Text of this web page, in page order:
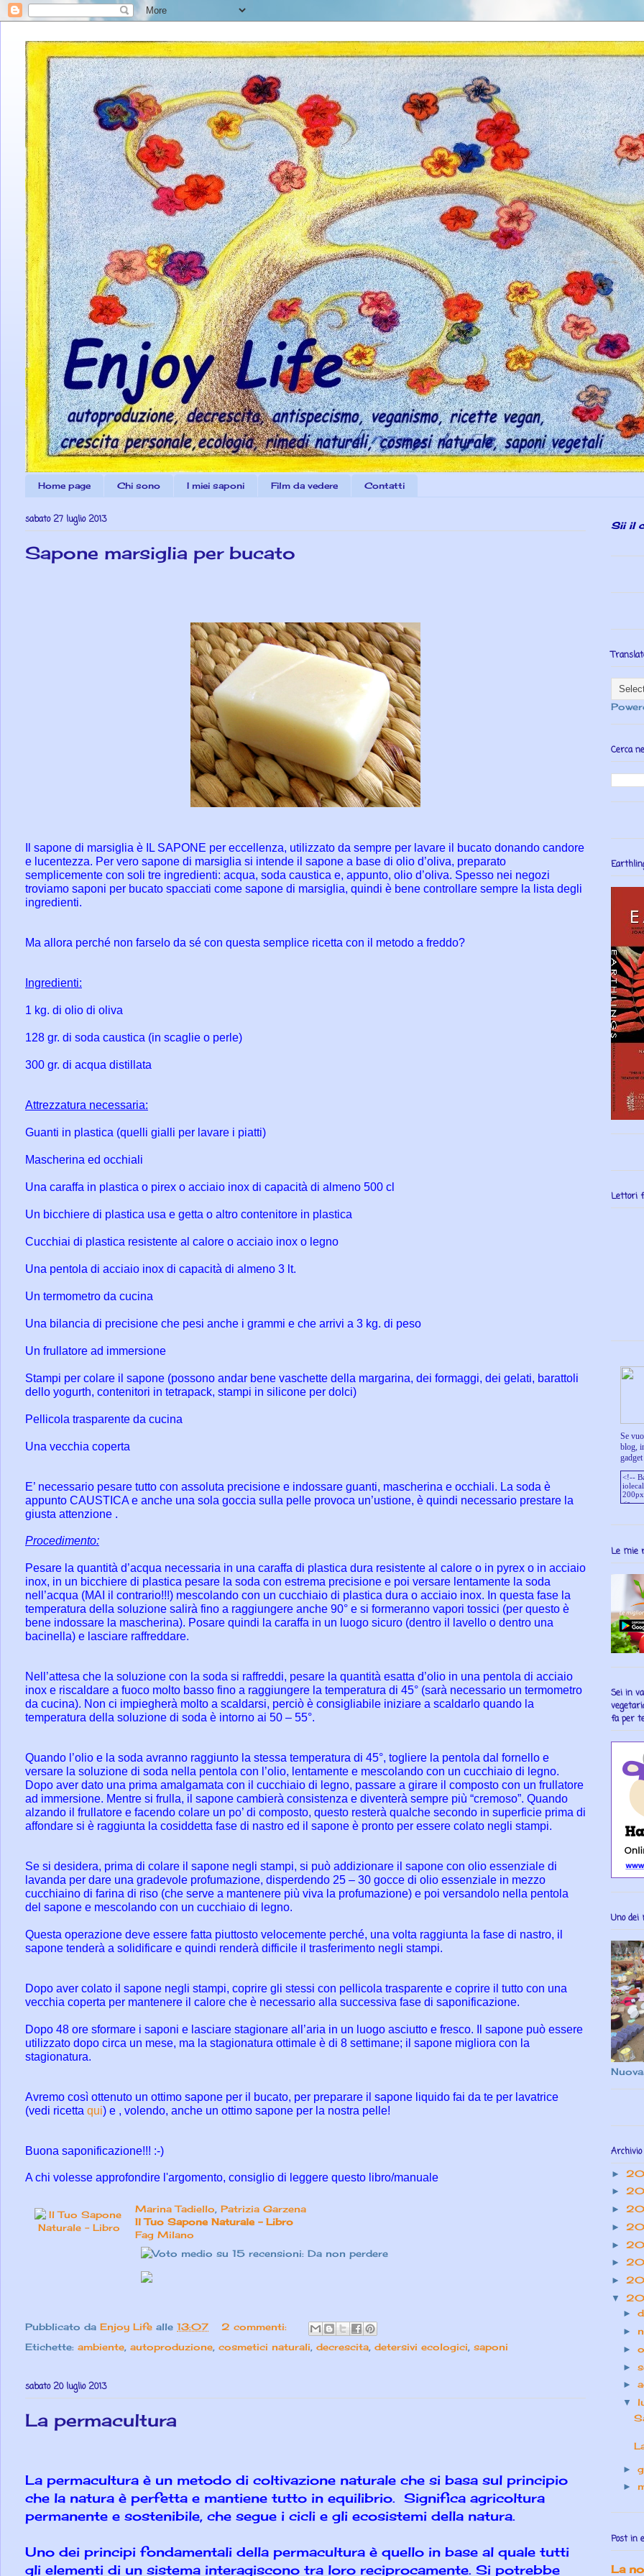
Home page Chi sono I miei saponi Film da vedere Contatti
sabato 27 luglio 2013
Sapone marsiglia per bucato
Il sapone di marsiglia è IL SAPONE per eccellenza, utilizzato da sempre per lavare il bucato donando candore
e lucentezza. Per vero sapone di marsiglia si intende il sapone a base di olio d’oliva, preparato
semplicemente con soli tre ingredienti: acqua, soda caustica e, appunto, olio d’oliva. Spesso nei negozi
troviamo saponi per bucato spacciati come sapone di marsiglia, quindi è bene controllare sempre la lista degli
ingredienti.
Ma allora perché non farselo da sé con questa semplice ricetta con il metodo a freddo?
Ingredienti:
1 kg. di olio di oliva
128 gr. di soda caustica (in scaglie o perle)
300 gr. di acqua distillata
Attrezzatura necessaria:
Guanti in plastica (quelli gialli per lavare i piatti)
Mascherina ed occhiali
Una caraffa in plastica o pirex o acciaio inox di capacità di almeno 500 cl
Un bicchiere di plastica usa e getta o altro contenitore in plastica
Cucchiai di plastica resistente al calore o acciaio inox o legno
Una pentola di acciaio inox di capacità di almeno 3 lt.
Un termometro da cucina
Una bilancia di precisione che pesi anche i grammi e che arrivi a 3 kg. di peso
Un frullatore ad immersione
Stampi per colare il sapone (possono andar bene vaschette della margarina, dei formaggi, dei gelati, barattoli
dello yogurth, contenitori in tetrapack, stampi in silicone per dolci)
Pellicola trasparente da cucina
Una vecchia coperta
E’ necessario pesare tutto con assoluta precisione e indossare guanti, mascherina e occhiali. La soda è
appunto CAUSTICA e anche una sola goccia sulla pelle provoca un’ustione, è quindi necessario prestare la
giusta attenzione .
Procedimento:
Pesare la quantità d’acqua necessaria in una caraffa di plastica dura resistente al calore o in pyrex o in acciaio
inox, in un bicchiere di plastica pesare la soda con estrema precisione e poi versare lentamente la soda
nell’acqua (MAI il contrario!!!) mescolando con un cucchiaio di plastica dura o acciaio inox. In questa fase la
temperatura della soluzione salirà fino a raggiungere anche 90° e si formeranno vapori tossici (per questo è
bene indossare la mascherina). Posare quindi la caraffa in un luogo sicuro (dentro il lavello o dentro una
bacinella) e lasciare raffreddare.
Nell’attesa che la soluzione con la soda si raffreddi, pesare la quantità esatta d’olio in una pentola di acciaio
inox e riscaldare a fuoco molto basso fino a raggiungere la temperatura di 45° (sarà necessario un termometro
da cucina). Non ci impiegherà molto a scaldarsi, perciò è consigliabile iniziare a scaldarlo quando la
temperatura della soluzione di soda è intorno ai 50 – 55°.
Quando l’olio e la soda avranno raggiunto la stessa temperatura di 45°, togliere la pentola dal fornello e
versare la soluzione di soda nella pentola con l’olio, lentamente e mescolando con un cucchiaio di legno.
Dopo aver dato una prima amalgamata con il cucchiaio di legno, passare a girare il composto con un frullatore
ad immersione. Mentre si frulla, il sapone cambierà consistenza e diventerà sempre più “cremoso”. Quando
alzando il frullatore e facendo colare un po’ di composto, questo resterà qualche secondo in superficie prima di
affondare si è raggiunta la cosiddetta fase di nastro ed il sapone è pronto per essere colato negli stampi.
Se si desidera, prima di colare il sapone negli stampi, si può addizionare il sapone con olio essenziale di
lavanda per dare una gradevole profumazione, disperdendo 25 – 30 gocce di olio essenziale in mezzo
cucchiaino di farina di riso (che serve a mantenere più viva la profumazione) e poi versandolo nella pentola
del sapone e mescolando con un cucchiaio di legno.
Questa operazione deve essere fatta piuttosto velocemente perché, una volta raggiunta la fase di nastro, il
sapone tenderà a solidificare e quindi renderà difficile il trasferimento negli stampi.
Dopo aver colato il sapone negli stampi, coprire gli stessi con pellicola trasparente e coprire il tutto con una
vecchia coperta per mantenere il calore che è necessario alla successiva fase di saponificazione.
Dopo 48 ore sformare i saponi e lasciare stagionare all’aria in un luogo asciutto e fresco. Il sapone può essere
utilizzato dopo circa un mese, ma la stagionatura ottimale è di 8 settimane; il sapone migliora con la
stagionatura.
Avremo così ottenuto un ottimo sapone per il bucato, per preparare il sapone liquido fai da te per lavatrice
(vedi ricetta qui) e , volendo, anche un ottimo sapone per la nostra pelle!
Buona saponificazione!!! :-)
A chi volesse approfondire l'argomento, consiglio di leggere questo libro/manuale
Marina Tadiello, Patrizia Garzena
Il Tuo Sapone Naturale - Libro
Fag Milano
Pubblicato da Enjoy Life alle 13:07
2 commenti:
Etichette: ambiente, autoproduzione, cosmetici naturali, decrescita, detersivi ecologici, saponi
sabato 20 luglio 2013
La permacultura
La permacultura è un metodo di coltivazione naturale che si basa sul principio
che la natura è perfetta e mantiene tutto in equilibrio. Significa agricoltura
permanente e sostenibile, che segue i cicli e gli ecosistemi della natura.
Uno dei principi fondamentali della permacultura è quello in base al quale tutti
gli elementi di un sistema interagiscono tra loro reciprocamente. Si potrebbe
Sii il
Cerca
Lettori
Se
blog,
Le mie
Sei in
fa per
Uno
Archivio
►
►
►
►
►
►
►
▼
►
►
►
►
►
▼
►
►
Post in
La